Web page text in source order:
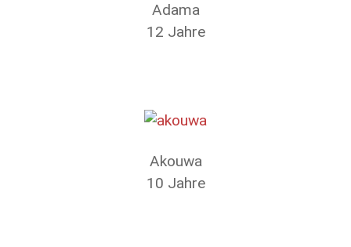
Adama
12 Jahre
Akouwa
10 Jahre